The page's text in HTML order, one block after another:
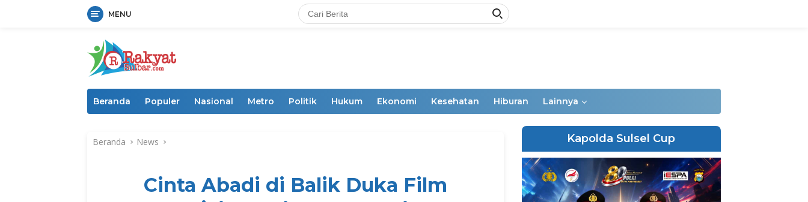
MENU
Beranda Populer Nasional Metro Politik Hukum Ekonomi Kesehatan Hiburan Lainnya
Beranda News
Cinta Abadi di Balik Duka Film
Kapolda Sulsel Cup